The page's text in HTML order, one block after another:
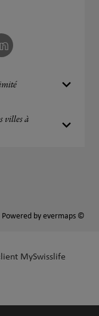
villes à
Powered by evermaps ©
MySwisslife